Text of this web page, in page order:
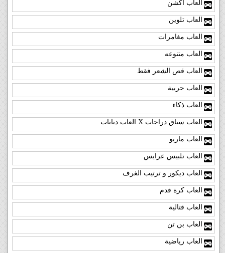
العاب اكشن
العاب تلوين
العاب مغامرات
العاب متنوعه
العاب قص الشعر فقط
العاب حربية
العاب ذكاء
العاب سباق دراجات X العاب دبابات
العاب ماريو
العاب تلبيس عرايس
العاب ديكور و ترتيب الغرف
العاب كرة قدم
العاب قتالية
العاب بن تن
العاب رياضية